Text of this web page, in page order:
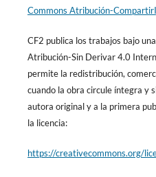
Commons Atribución-
CF2 publica los trabajos bajo
Atribución-Sin Derivar 4.0
permite la redistribución,
cuando la obra circule íntegra y
autora original y a la primera
la licencia:
https://creativecommons.org/